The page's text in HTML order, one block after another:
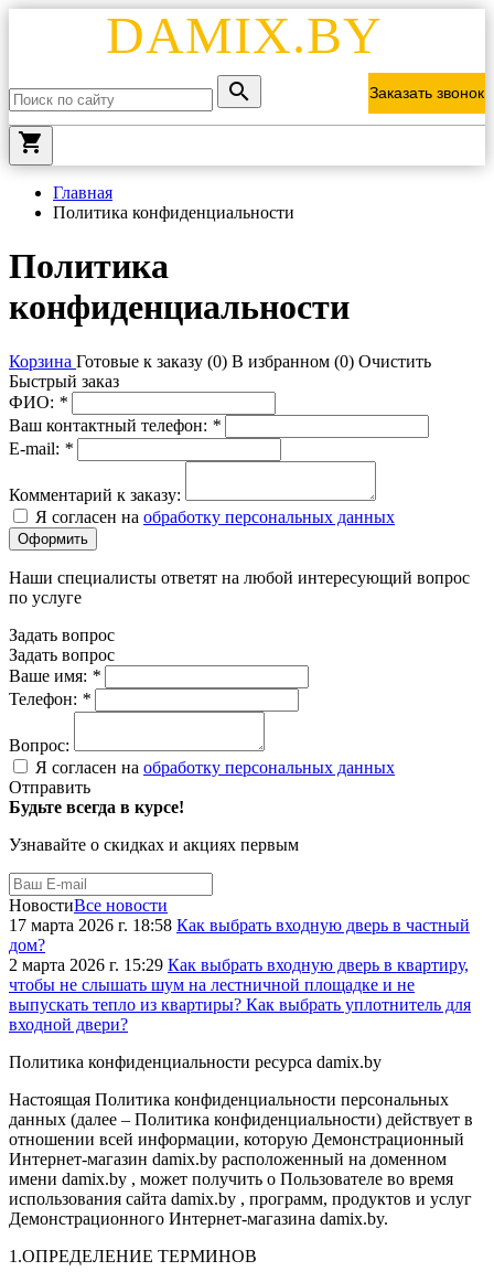
DAMIX.BY
Заказать звонок
local_grocery_store
Главная
Политика конфиденциальности
Политика
конфиденциальности
Корзина Готовые к заказу (0) В избранном (0) Очистить
Быстрый заказ
ФИО: *
Ваш контактный телефон: *
E-mail: *
Комментарий к заказу:
Я согласен на обработку персональных данных
Наши специалисты ответят на любой интересующий вопрос
по услуге
Задать вопрос
Задать вопрос
Ваше имя: *
Телефон: *
Вопрос:
Я согласен на обработку персональных данных
Отправить
Будьте всегда в курсе!
Узнавайте о скидках и акциях первым
НовостиВсе новости
17 марта 2026 г. 18:58 Как выбрать входную дверь в частный
дом?
2 марта 2026 г. 15:29 Как выбрать входную дверь в квартиру,
чтобы не слышать шум на лестничной площадке и не
выпускать тепло из квартиры? Как выбрать уплотнитель для
входной двери?
Политика конфиденциальности ресурса damix.by
Настоящая Политика конфиденциальности персональных
данных (далее – Политика конфиденциальности) действует в
отношении всей информации, которую Демонстрационный
Интернет-магазин damix.by расположенный на доменном
имени damix.by , может получить о Пользователе во время
использования сайта damix.by , программ, продуктов и услуг
Демонстрационного Интернет-магазина damix.by.
1.ОПРЕДЕЛЕНИЕ ТЕРМИНОВ